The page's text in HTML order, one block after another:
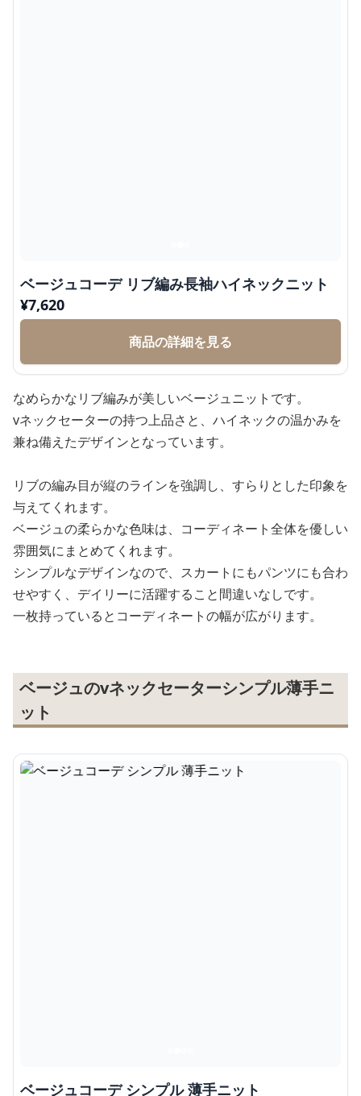
ベージュコーデ リブ編み長袖ハイネックニット
¥7,620
商品の詳細を見る
なめらかなリブ編みが美しいベージュニットです。
vネックセーターの持つ上品さと、ハイネックの温かみを
兼ね備えたデザインとなっています。
リブの編み目が縦のラインを強調し、すらりとした印象を
与えてくれます。
ベージュの柔らかな色味は、コーディネート全体を優しい
雰囲気にまとめてくれます。
シンプルなデザインなので、スカートにもパンツにも合わ
せやすく、デイリーに活躍すること間違いなしです。
一枚持っているとコーディネートの幅が広がります。
ベージュのvネックセーターシンプル薄手ニ
ット
ベージュコーデ シンプル 薄手ニット